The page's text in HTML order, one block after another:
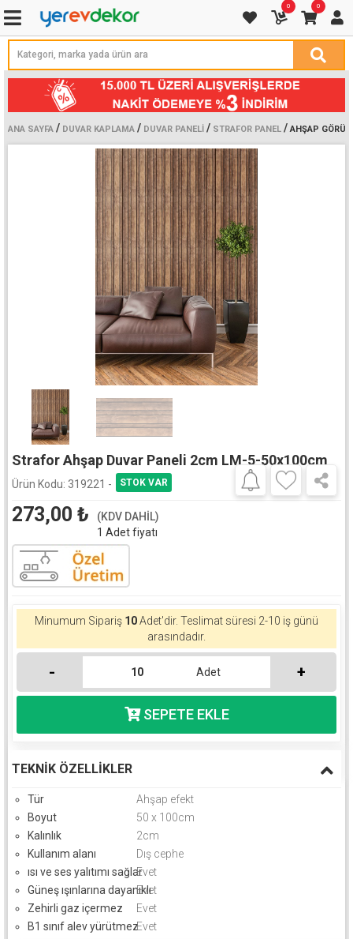
0 0
ANA SAYFA / DUVAR KAPLAMA / DUVAR PANELI / STRAFOR PANEL / AHŞAP
Strafor Ahşap Duvar Paneli 2cm LM-5-50x100cm
Ürün Kodu: 319221 -
273,00 ₺
(KDV DAHİL)
1 Adet fiyatı
Minumum Sipariş 10Adet'dir. Teslimat süresi 2-10 iş günü
arasındadır.
- Adet +
TEKNIK ÖZELLIKLER
Tür
Ahşap efekt
Boyut
50 x 100cm
Kalınlık
2cm
Kullanım alanı
Dış cephe
ısı ve ses yalıtımı sağlarEvet
Güneş ışınlarına dayanıklı
Evet
Zehirli gaz içermez
Evet
B1 sınıf alev yürütmezEvet